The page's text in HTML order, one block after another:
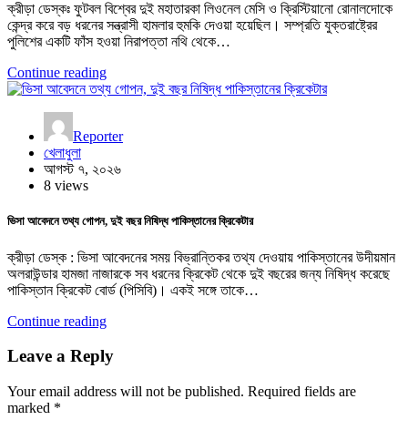
ক্রীড়া ডেস্কঃ ফুটবল বিশ্বের দুই মহাতারকা লিওনেল মেসি ও ক্রিস্টিয়ানো রোনালদোকে
কেন্দ্র করে বড় ধরনের সন্ত্রাসী হামলার হুমকি দেওয়া হয়েছিল। সম্প্রতি যুক্তরাষ্ট্রের
পুলিশের একটি ফাঁস হওয়া নিরাপত্তা নথি থেকে…
Continue reading
Reporter
খেলাধুলা
আগস্ট ৭, ২০২৬
8 views
ভিসা আবেদনে তথ্য গোপন, দুই বছর নিষিদ্ধ পাকিস্তানের ক্রিকেটার
ক্রীড়া ডেস্ক : ভিসা আবেদনের সময় বিভ্রান্তিকর তথ্য দেওয়ায় পাকিস্তানের উদীয়মান
অলরাউন্ডার হামজা নাজারকে সব ধরনের ক্রিকেট থেকে দুই বছরের জন্য নিষিদ্ধ করেছে
পাকিস্তান ক্রিকেট বোর্ড (পিসিবি)। একই সঙ্গে তাকে…
Continue reading
Leave a Reply
Your email address will not be published. Required fields are
marked *